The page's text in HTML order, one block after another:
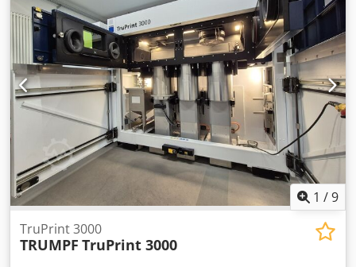
1 /9
TruPrint 3000
TRUMPF TruPrint 3000